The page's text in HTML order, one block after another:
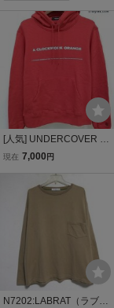
[人気] UNDERCOVER ア
ンダーカバー CLOCKWO
HOODIE パーカー 2 レッ
ド UCX4893-4 | トップス
N K439b
現在 7,000 円
N7202:LABRAT（ラブラ